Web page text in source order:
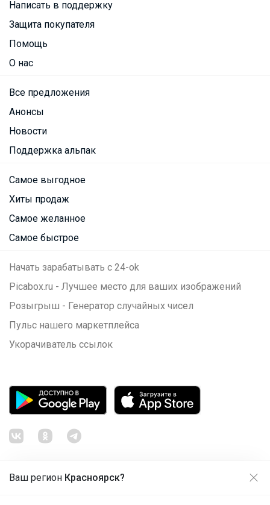
Ваш регион Красноярск?
Написать в поддержку
Защита покупателя
Помощь
О нас
Все предложения
Анонсы
Новости
Поддержка альпак
Самое выгодное
Хиты продаж
Самое желанное
Самое быстрое
Начать зарабатывать с 24-ok
Picabox.ru - Лучшее место для ваших изображений
Розыгрыш - Генератор случайных чисел
Пульс нашего маркетплейса
Укорачиватель ссылок
Продолжая использовать этот сайт и нажимая кнопку